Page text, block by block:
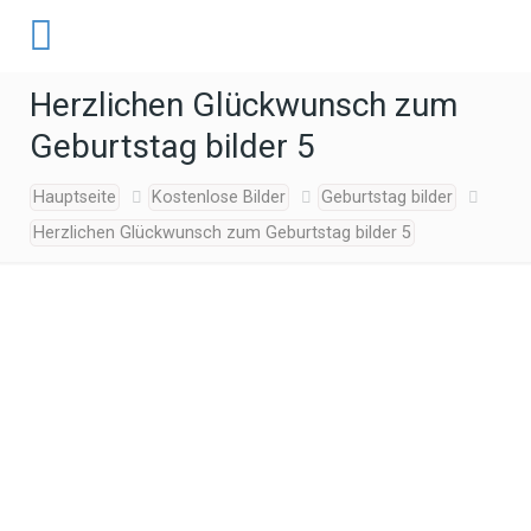
Herzlichen Glückwunsch zum
Geburtstag bilder 5
Hauptseite Kostenlose Bilder
Geburtstag bilder
Herzlichen Glückwunsch zum Geburtstag bilder 5